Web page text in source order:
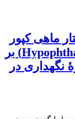
ماهی کپور
نقره ای (Hypophthalmichthys molitrix) بر
نگهداری در